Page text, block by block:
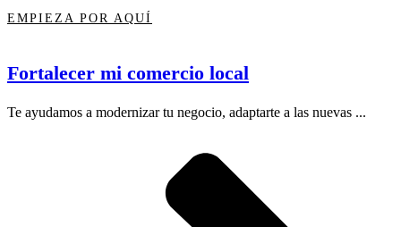
EMPIEZA POR AQUÍ
Fortalecer mi comercio local
Te ayudamos a modernizar tu negocio, adaptarte a las nuevas ...